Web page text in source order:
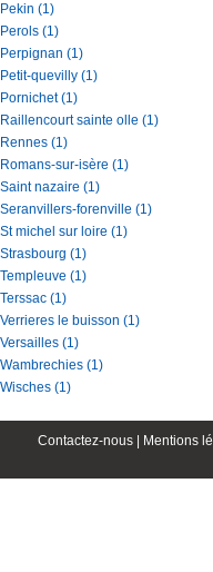
Pekin (1)
Perols (1)
Perpignan (1)
Petit-quevilly (1)
Pornichet (1)
Raillencourt sainte olle (1)
Rennes (1)
Romans-sur-isère (1)
Saint nazaire (1)
Seranvillers-forenville (1)
St michel sur loire (1)
Strasbourg (1)
Templeuve (1)
Terssac (1)
Verrieres le buisson (1)
Versailles (1)
Wambrechies (1)
Wisches (1)
Contactez-nous | Mentions